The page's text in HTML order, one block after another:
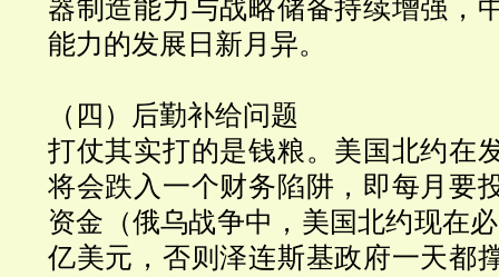
器制造能力与战略储备持续增强，
能力的发展日新月异。
（四）后勤补给问题
打仗其实打的是钱粮。美国北约在
将会跌入一个财务陷阱，即每月要
资金（俄乌战争中，美国北约现在
亿美元，否则泽连斯基政府一天都